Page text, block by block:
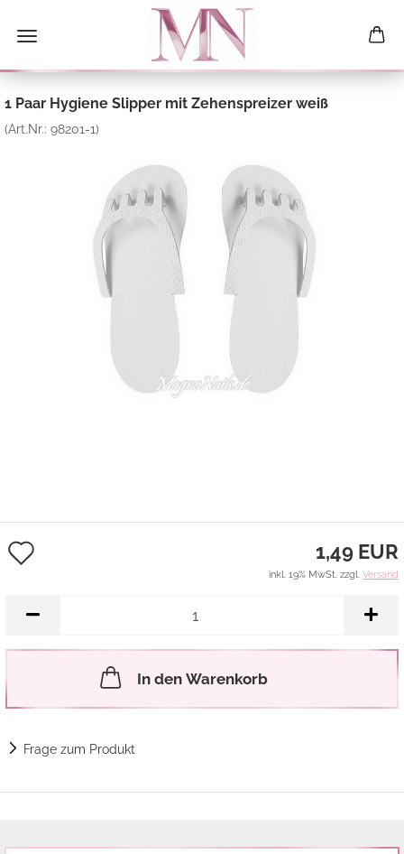
1 Paar Hygiene Slipper mit Zehenspreizer weiß
(Art.Nr.: 98201-1)
Merkzettel
1,49 EUR
inkl. 19% MwSt. zzgl. Versand
In den Warenkorb
Frage zum Produkt